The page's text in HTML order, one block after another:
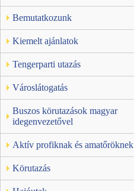
Bemutatkozunk
Kiemelt ajánlatok
Tengerparti utazás
Városlátogatás
Buszos körutazások magyar
idegenvezetővel
Aktív profiknak és amatőröknek
Körutazás